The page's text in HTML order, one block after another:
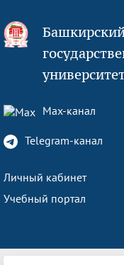
Max-канал
Telegram-канал
Личный кабинет
Учебный портал